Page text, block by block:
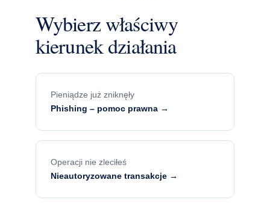
Wybierz właściwy
kierunek działania
Pieniądze już zniknęły
Phishing – pomoc prawna →
Operacji nie zleciłeś
Nieautoryzowane transakcje →